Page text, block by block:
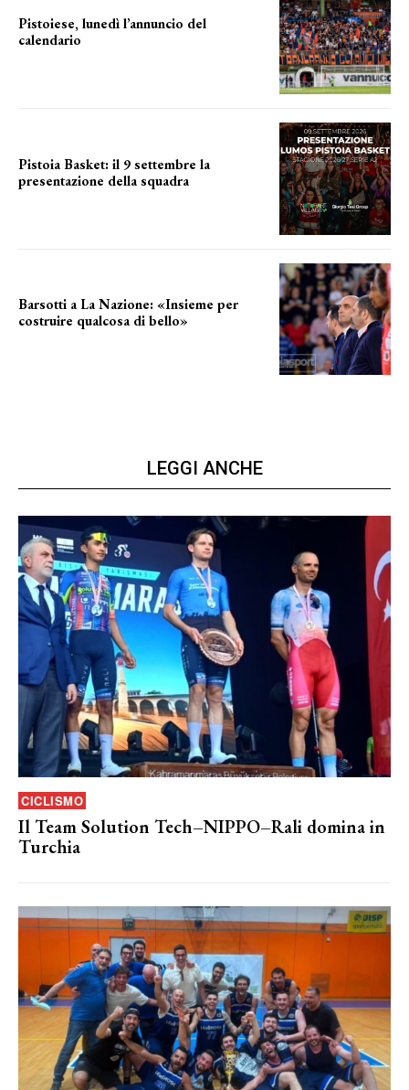
Pistoiese, lunedì l’annuncio del
calendario
Pistoia Basket: il 9 settembre la
presentazione della squadra
Barsotti a La Nazione: «Insieme per
costruire qualcosa di bello»
LEGGI ANCHE
CICLISMO
Il Team Solution Tech–NIPPO–Rali domina in
Turchia